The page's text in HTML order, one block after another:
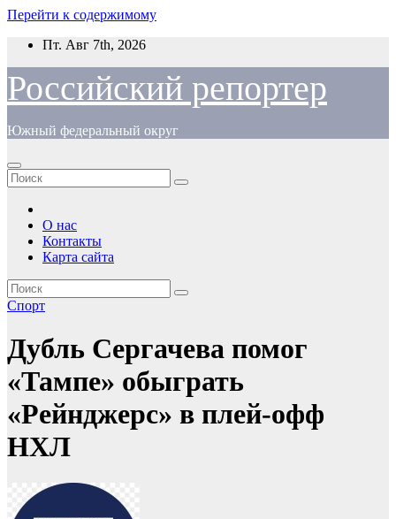
Перейти к содержимому
Пт. Авг 7th, 2026
Российский репортер
Южный федеральный округ
О нас
Контакты
Карта сайта
Спорт
Дубль Сергачева помог
«Тампе» обыграть
«Рейнджерс» в плей-офф
НХЛ